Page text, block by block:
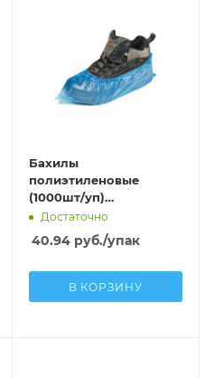
Бахилы
полиэтиленовые
(1000шт/уп)
MEDСЕРВИС ЭКСТРА С
ДВОЙНОЙ РЕЗИНКОЙ
(30мкм) синий в
Достаточно
40.94руб./упак
В КОРЗИНУ